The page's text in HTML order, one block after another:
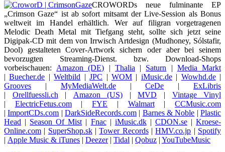
CROWORDs neue fulminante EP
„Crimson Gaze“ ist ab sofort mitsamt der Live-Session als Bonus
weltweit im Handel erhältlich. Wer auf filigran vorgetragenen
Melodic Death Metal mit Tiefgang steht, sollte sich jetzt seine
Digipak-CD mit dem von Irrwisch Artdesign (Mudhoney, Sólstafir,
Dool) gestalteten Cover-Artwork sichern oder aber bei seinem
bevorzugten Streaming-Dienst. bzw. Download-Shops
vorbeischauen:Amazon (DE) | Thalia| Saturn | Media Markt
|Buecher.de |Weltbild |JPC | WOM| iMusic.de| Wowhd.de|
Grooves | MyMediaWelt.de|CeDe |ExLibris
| Orellfuessli.ch| Amazon (US) |MVD | Vintage Vinyl
| ElectricFetus.com|FYE | Walmart|CCMusic.com
|ImportCDs.com |DarkSideRecords.com | Barnes & Noble |Plastic
Head | Season Of Mist| Fnac| iMusic.dk| CDON.se|Kroese-
Online.com | SuperShop.sk|Tower Records|HMV.co.jp | Spotify
| Apple Music & iTunes | Deezer| Tidal | Qobuz | YouTubeMusic